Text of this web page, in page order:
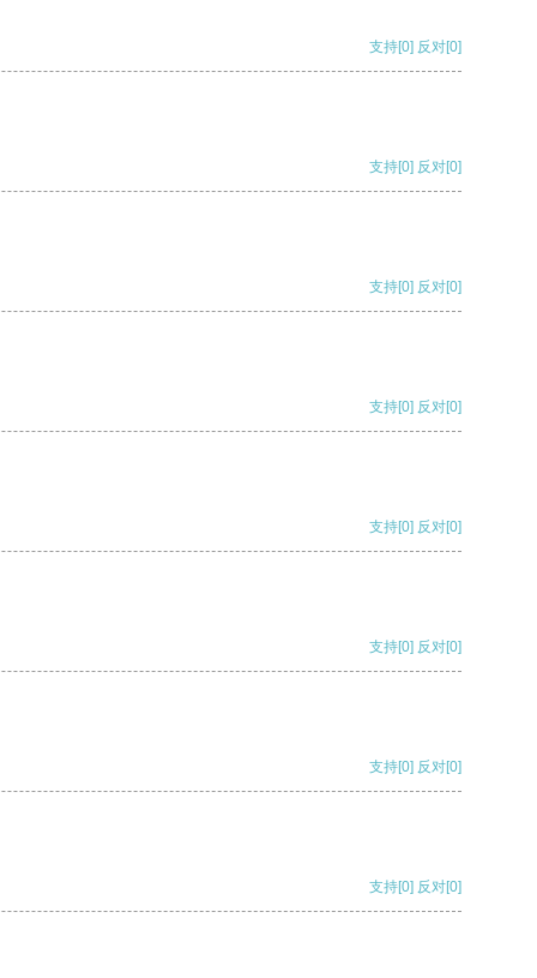
支持[0] 反对[0]
支持[0] 反对[0]
支持[0] 反对[0]
支持[0] 反对[0]
支持[0] 反对[0]
支持[0] 反对[0]
支持[0] 反对[0]
支持[0] 反对[0]